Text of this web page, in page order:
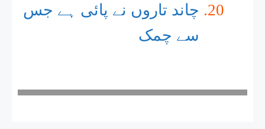
چاند تاروں نے پائی ہے جس
سے چمک